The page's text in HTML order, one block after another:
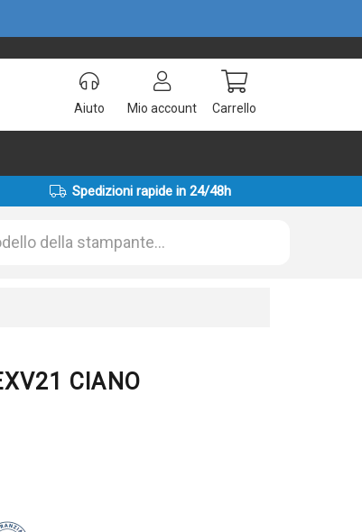
Aiuto Mio account Carrello
Spedizioni rapide in 24/48h
CIANO